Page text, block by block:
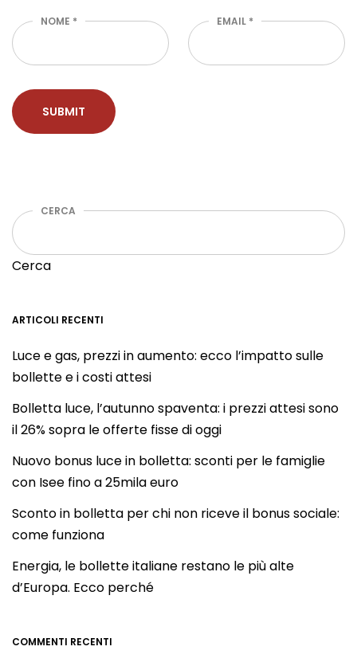
NOME * EMAIL *
CERCA
Cerca
ARTICOLI RECENTI
Luce e gas, prezzi in aumento: ecco l’impatto sulle
bollette e i costi attesi
Bolletta luce, l’autunno spaventa: i prezzi attesi sono
il 26% sopra le offerte fisse di oggi
Nuovo bonus luce in bolletta: sconti per le famiglie
con Isee fino a 25mila euro
Sconto in bolletta per chi non riceve il bonus sociale:
come funziona
Energia, le bollette italiane restano le più alte
d’Europa. Ecco perché
COMMENTI RECENTI